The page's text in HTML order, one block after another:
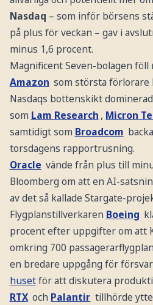
Nasdaq – som inför börsens
på plus för veckan – gav i
minus 1,6 procent.
Magnificent Seven-bolagen föll
Amazon som största förlorare
Nasdaqs bottenskikt
som Lam Research , Micron
samtidigt som Broadcom
torsdagens rapportrusning.
Oracle vände från plus till
Bloomberg om att en AI-
av det så kallade Stargate-
Flygplanstillverkaren Boeing
procent efter uppgifter om att
omkring 700
en bredare uppgång för
husetför att diskutera
RTX och Palantir tillhörde